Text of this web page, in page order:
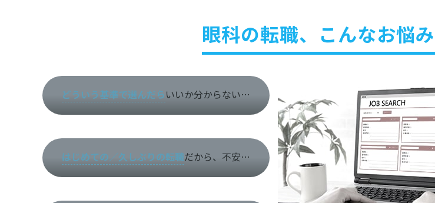
眼科の転職、こんなお悩
どういう基準で選んだらいいか分からない…
はじめての／久しぶりの転職だから、不安…